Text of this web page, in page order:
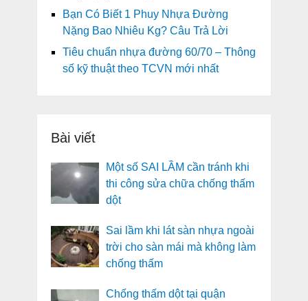
Bạn Có Biết 1 Phuy Nhựa Đường
Nặng Bao Nhiêu Kg? Câu Trả Lời
Tiêu chuẩn nhựa đường 60/70 – Thông
số kỹ thuật theo TCVN mới nhất
Bài viết
Một số SAI LẦM cần tránh khi
thi công sửa chữa chống thấm
dột
Sai lầm khi lát sàn nhựa ngoài
trời cho sàn mái mà không làm
chống thấm
Chống thấm dột tại quận